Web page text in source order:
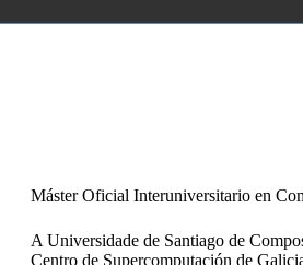
Máster Oficial Interuniversitario en
A Universidade de Santiago de
Centro de Supercomputación de